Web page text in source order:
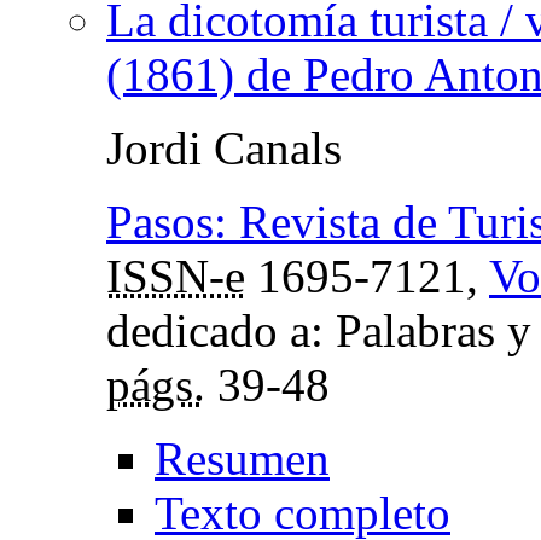
La dicotomía turista /
(1861) de Pedro
Jordi Canals
Pasos: Revista de
ISSN-e 1695-7121,
dedicado a: Palabras
págs. 39-48
Resumen
Texto completo